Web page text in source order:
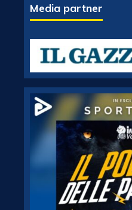
Media partner